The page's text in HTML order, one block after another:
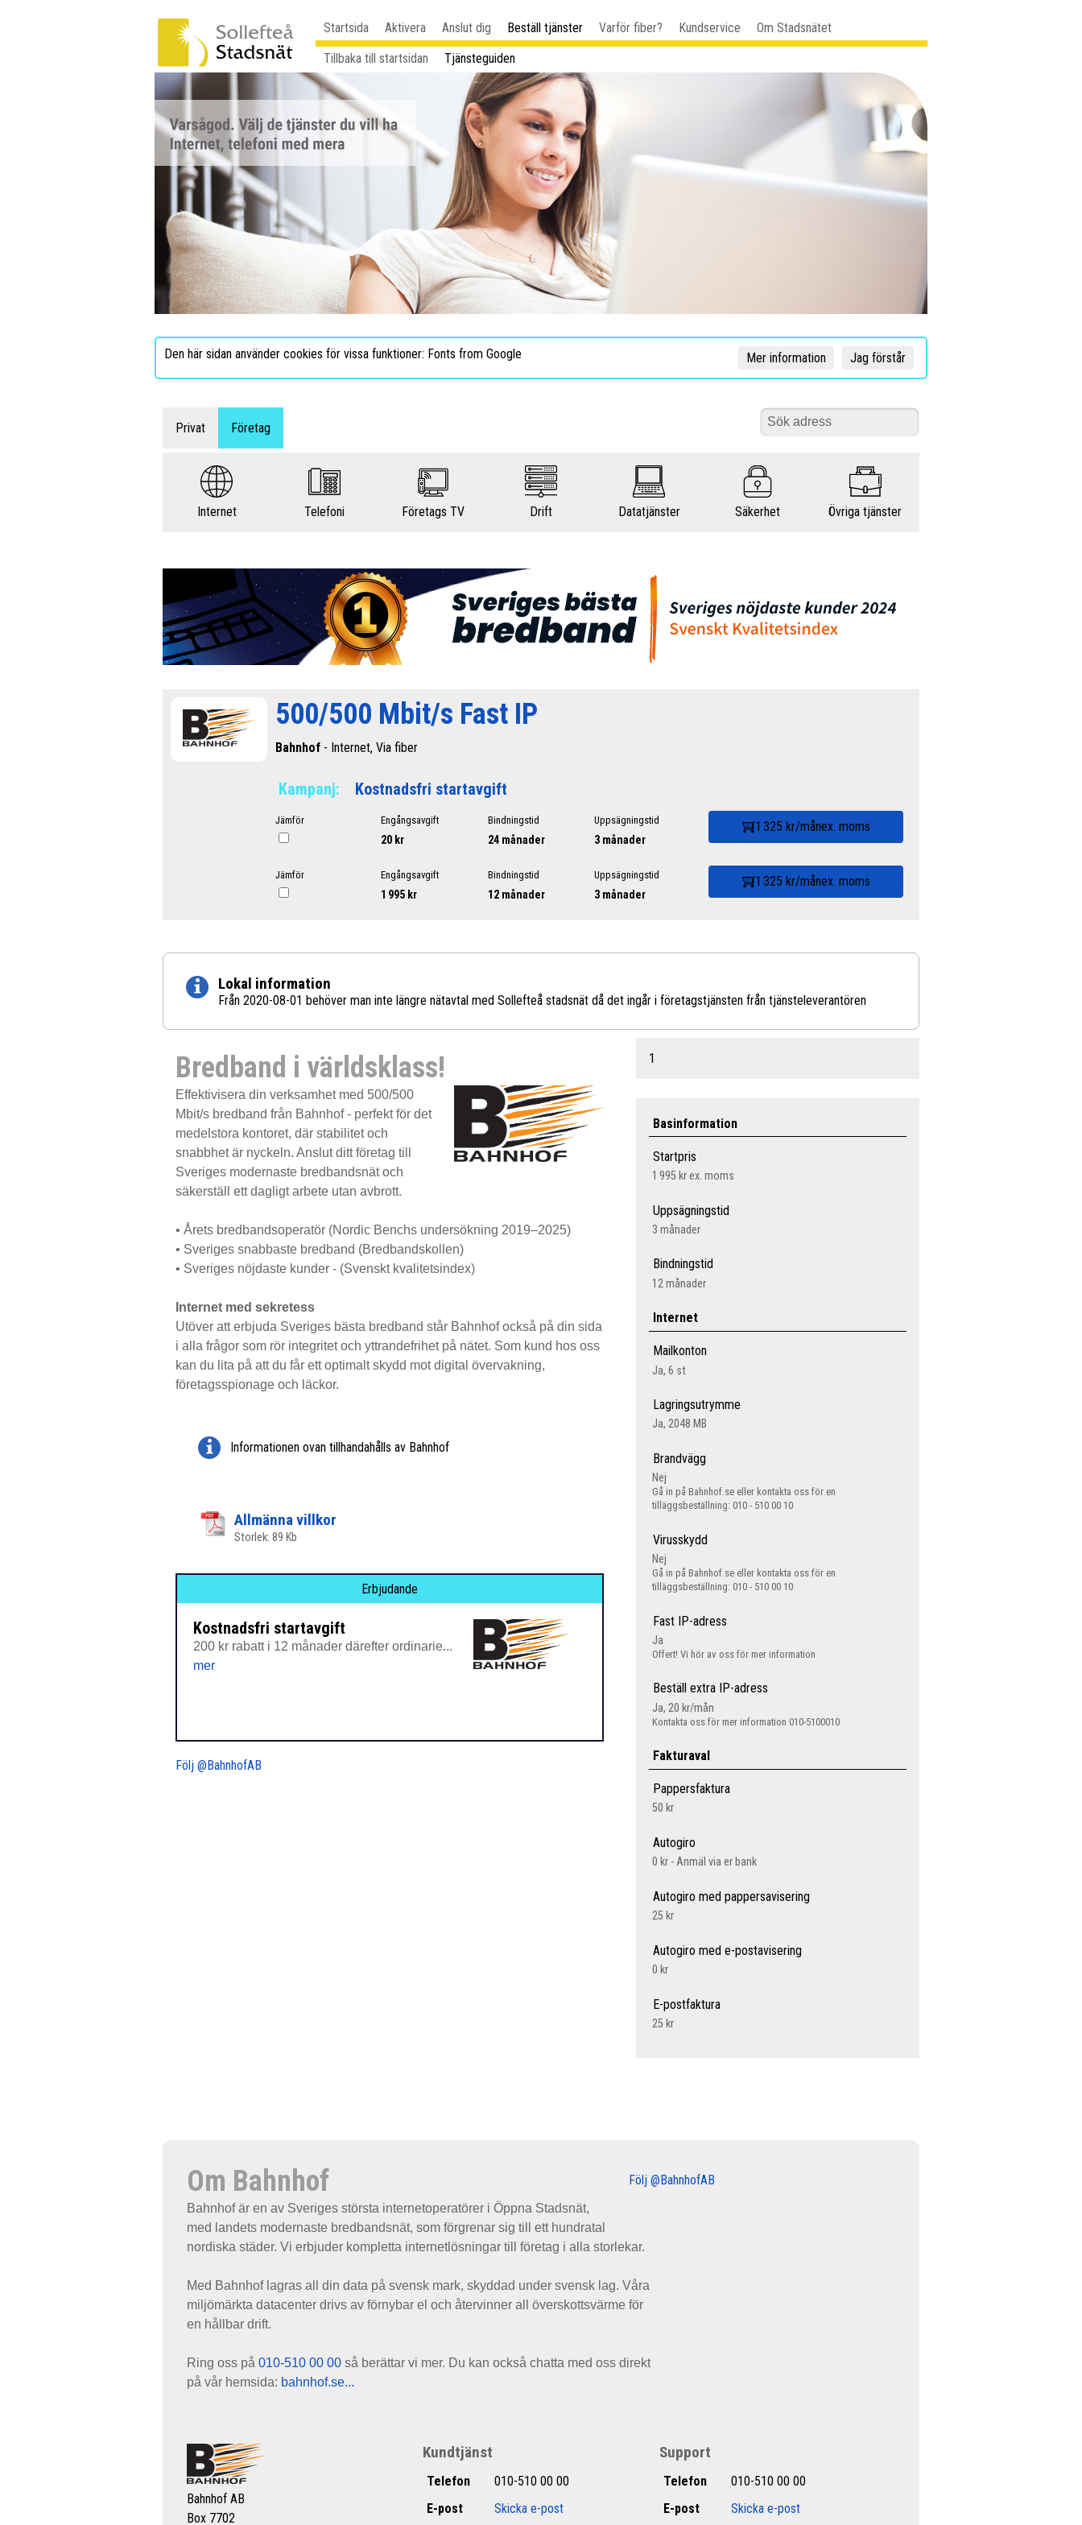
Startsida Aktivera Anslut dig Beställ tjänster Varför fiber? Kundservice
Om Stadsnätet
Tillbaka till startsidan
Tjänsteguiden
Den här sidan använder cookies för vissa funktioner: Fonts from Google Jag förstår
Mer information
Privat Företag
Internet Telefoni Företags TV Drift Datatjänster Säkerhet Övriga tjänster
500/500 Mbit/s Fast IP
Bahnhof - Internet, Via fiber
Kampanj: Kostnadsfri startavgift
Jämför Engångsavgift
20 kr
Bindningstid
24 månader
Uppsägningstid
3 månader
1 325 kr/månex. moms
Jämför Engångsavgift
1 995 kr
Bindningstid
12 månader
Uppsägningstid
3 månader
1 325 kr/månex. moms
Lokal information
Från 2020-08-01 behöver man inte längre nätavtal med Sollefteå stadsnät då det ingår i företagstjänsten från tjänsteleverantören
Bredband i världsklass!
Effektivisera din verksamhet med 500/500
Mbit/s bredband från Bahnhof - perfekt för det
medelstora kontoret, där stabilitet och
snabbhet är nyckeln. Anslut ditt företag till
Sveriges modernaste bredbandsnät och
säkerställ ett dagligt arbete utan avbrott.
• Årets bredbandsoperatör (Nordic Benchs undersökning 2019–2025)
• Sveriges snabbaste bredband (Bredbandskollen)
• Sveriges nöjdaste kunder - (Svenskt kvalitetsindex)
Internet med sekretess
Utöver att erbjuda Sveriges bästa bredband står Bahnhof också på din sida
i alla frågor som rör integritet och yttrandefrihet på nätet. Som kund hos oss
kan du lita på att du får ett optimalt skydd mot digital övervakning,
företagsspionage och läckor.
Informationen ovan tillhandahålls av Bahnhof
Allmänna villkor
Storlek: 89 Kb
Erbjudande
Kostnadsfri startavgift
200 kr rabatt i 12 månader därefter ordinarie...
mer
Följ @BahnhofAB
1
Basinformation
Startpris
1 995 krex. moms
Uppsägningstid
3 månader
Bindningstid
12 månader
Internet
Mailkonton
Ja, 6 st
Lagringsutrymme
Ja, 2048 MB
Brandvägg
Nej
Gå in på Bahnhof.se eller kontakta oss för en
tilläggsbeställning: 010 - 510 00 10
Virusskydd
Nej
Gå in på Bahnhof.se eller kontakta oss för en
tilläggsbeställning: 010 - 510 00 10
Fast IP-adress
Ja
Offert! Vi hör av oss för mer information
Beställ extra IP-adress
Ja, 20 kr/mån
Kontakta oss för mer information 010-5100010
Fakturaval
Pappersfaktura
50 kr
Autogiro
0 kr - Anmäl via er bank
Autogiro med pappersavisering
25 kr
Autogiro med e-postavisering
0 kr
E-postfaktura
25 kr
Följ @BahnhofAB
Om Bahnhof
Bahnhof är en av Sveriges största internetoperatörer i Öppna Stadsnät,
med landets modernaste bredbandsnät, som förgrenar sig till ett hundratal
nordiska städer. Vi erbjuder kompletta internetlösningar till företag i alla storlekar.
Med Bahnhof lagras all din data på svensk mark, skyddad under svensk lag. Våra
miljömärkta datacenter drivs av förnybar el och återvinner all överskottsvärme för
en hållbar drift.
Ring oss på 010-510 00 00 så berättar vi mer. Du kan också chatta med oss direkt
på vår hemsida: bahnhof.se...
Bahnhof AB
Box 7702
Kundtjänst
Telefon
010-510 00 00
E-post
Skicka e-post
Support
Telefon
010-510 00 00
E-post
Skicka e-post